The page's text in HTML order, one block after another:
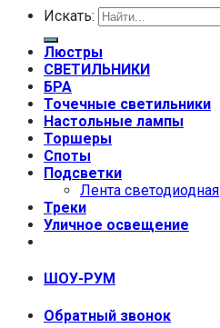
Искать:
Люстры
СВЕТИЛЬНИКИ
БРА
Точечные светильники
Настольные лампы
Торшеры
Споты
Подсветки
Лента светодиодная
Треки
Уличное освещение
ШОУ-РУМ
Обратный звонок